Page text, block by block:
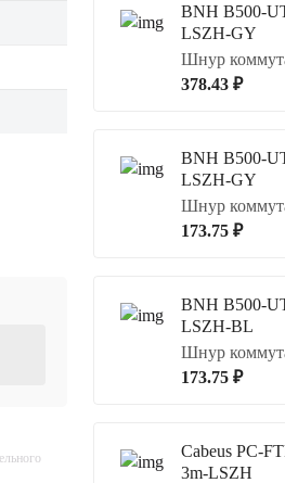
BNH B500-
LSZH-GY
Шнур
378.43 ₽
BNH B500-
LSZH-GY
Шнур
173.75 ₽
BNH B500-
LSZH-BL
Шнур
173.75 ₽
Cabeus PC-
3m-LSZH